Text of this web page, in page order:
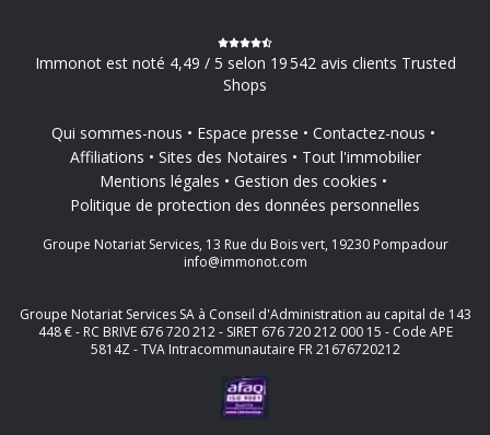
Immonot est noté 4,49 / 5 selon 19 542 avis clients Trusted
Shops
Qui sommes-nous Espace presse
Contactez-nous
Affiliations
Sites des Notaires
Tout l'immobilier
Mentions légales
Gestion des cookies
Politique de protection des données personnelles
Groupe Notariat Services, 13 Rue du Bois vert, 19230 Pompadour
info@immonot.com
Groupe Notariat Services SA à Conseil d'Administration au capital de 143
448 € - RC BRIVE 676 720 212 - SIRET 676 720 212 000 15 - Code APE
5814Z - TVA Intracommunautaire FR 21676720212